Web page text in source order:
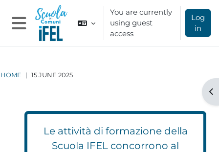
Skip to main content
Side panel
You are currently
using guest
access
Log
in
HOME 15 JUNE 2025
Le attività di formazione della
Scuola IFEL concorrono al